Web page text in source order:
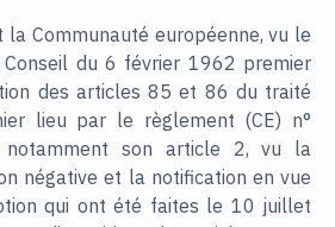
Communauté européenne, vu le
du 6 février 1962 premier
des articles 85 et 86 du traité
lieu par le règlement (CE) n°
son article 2, vu la
négative et la notification en vue
qui ont été faites le 10 juillet